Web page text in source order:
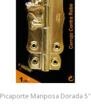
Picaporte Mariposa Dorada 5"